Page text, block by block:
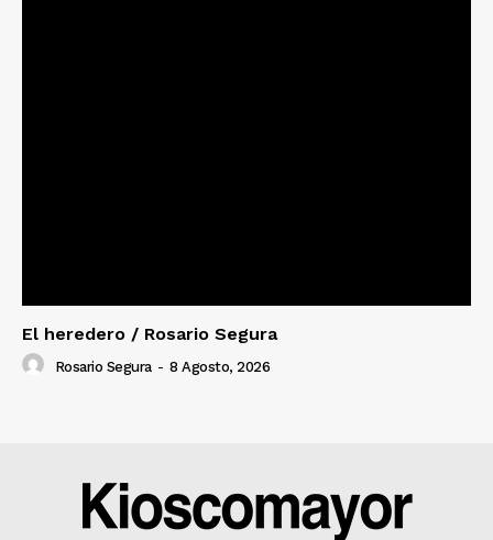
El heredero / Rosario Segura
Rosario Segura - 8 Agosto, 2026